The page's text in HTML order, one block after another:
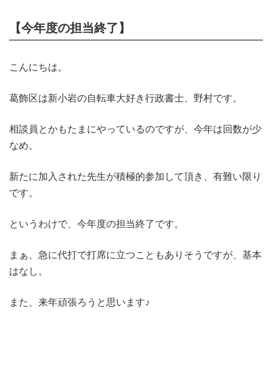
【今年度の担当終了】
こんにちは。
葛飾区は新小岩の自転車大好き行政書士、野村です。
相談員とかもたまにやっているのですが、今年は回数が少
なめ。
新たに加入された先生が積極的参加して頂き、有難い限り
です。
というわけで、今年度の担当終了です。
まぁ、急に代打で打席に立つこともありそうですが、基本
はなし。
また、来年頑張ろうと思います♪